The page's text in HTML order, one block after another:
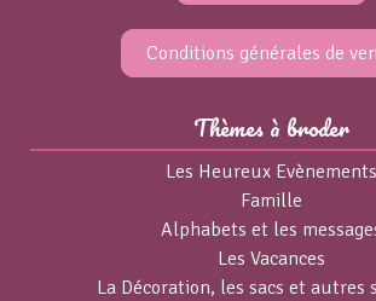
Conditions générales de
Thèmes à broder
Les Heureux Evènements
Famille
Alphabets et les
Les Vacances
La Décoration, les sacs et autres